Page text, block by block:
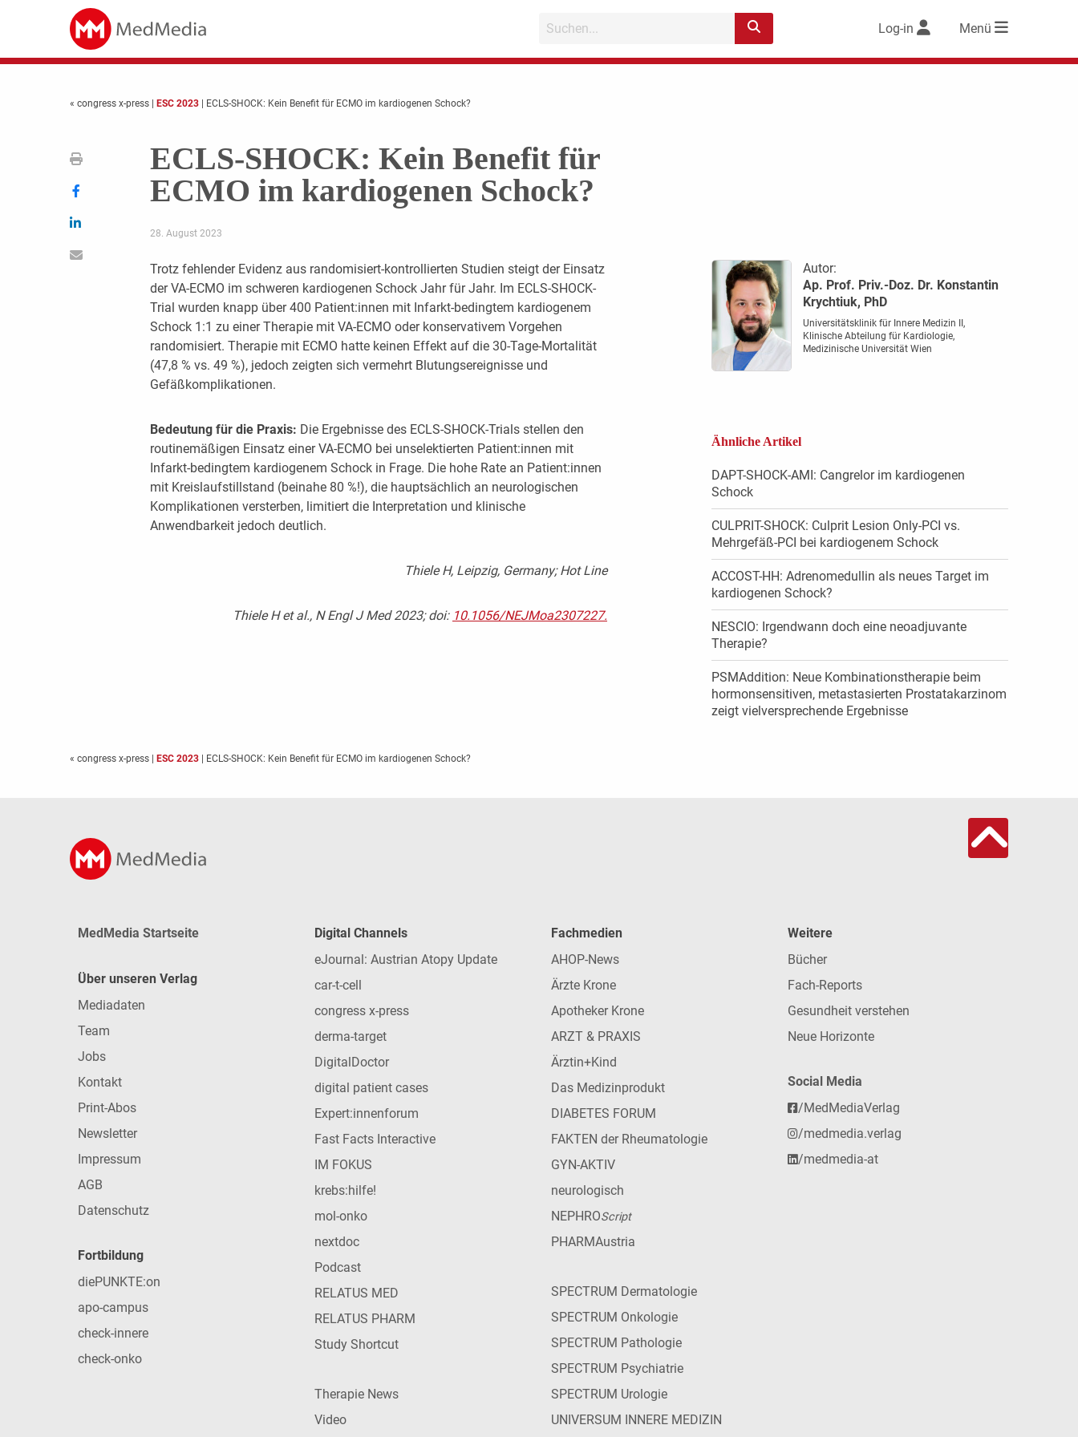
Log-in Menü
« congress x-press ESC 2023 | ECLS-SHOCK: Kein Benefit für ECMO im kardiogenen Schock?
ECLS-SHOCK: Kein Benefit für
ECMO im kardiogenen Schock?
28. August 2023
Trotz fehlender Evidenz aus randomisiert-kontrollierten Studien steigt der Einsatz
der VA-ECMO im schweren kardiogenen Schock Jahr für Jahr. Im ECLS-SHOCK-
Trial wurden knapp über 400 Patient:innen mit Infarkt-bedingtem kardiogenem
Schock 1:1 zu einer Therapie mit VA-ECMO oder konservativem Vorgehen
randomisiert. Therapie mit ECMO hatte keinen Effekt auf die 30-Tage-Mortalität
(47,8 % vs. 49 %), jedoch zeigten sich vermehrt Blutungsereignisse und
Gefäßkomplikationen.
Bedeutung für die Praxis: Die Ergebnisse des ECLS-SHOCK-Trials stellen den
routinemäßigen Einsatz einer VA-ECMO bei unselektierten Patient:innen mit
Infarkt-bedingtem kardiogenem Schock in Frage. Die hohe Rate an Patient:innen
mit Kreislaufstillstand (beinahe 80 %!), die hauptsächlich an neurologischen
Komplikationen versterben, limitiert die Interpretation und klinische
Anwendbarkeit jedoch deutlich.
Thiele H, Leipzig, Germany; Hot Line
Thiele H et al., N Engl J Med 2023; doi: 10.1056/NEJMoa2307227.
Autor:
Ap. Prof. Priv.-Doz. Dr. Konstantin
Krychtiuk, PhD
Universitätsklinik für Innere Medizin II,
Klinische Abteilung für Kardiologie,
Medizinische Universität Wien
Ähnliche Artikel
DAPT-SHOCK-AMI: Cangrelor im kardiogenen
Schock
CULPRIT-SHOCK: Culprit Lesion Only-PCI vs.
Mehrgefäß-PCI bei kardiogenem Schock
ACCOST-HH: Adrenomedullin als neues Target im
kardiogenen Schock?
NESCIO: Irgendwann doch eine neoadjuvante
Therapie?
PSMAddition: Neue Kombinationstherapie beim
hormonsensitiven, metastasierten Prostatakarzinom
zeigt vielversprechende Ergebnisse
« congress x-press ESC 2023 | ECLS-SHOCK: Kein Benefit für ECMO im kardiogenen Schock?
MedMedia Startseite
Über unseren Verlag
Mediadaten
Team
Jobs
Kontakt
Print-Abos
Newsletter
Impressum
AGB
Datenschutz
Fortbildung
diePUNKTE:on
apo-campus
check-innere
check-onko
Digital Channels
eJournal: Austrian Atopy Update
car-t-cell
congress x-press
derma-target
DigitalDoctor
digital patient cases
Expert:innenforum
Fast Facts Interactive
IM FOKUS
krebs:hilfe!
mol-onko
nextdoc
Podcast
RELATUS MED
RELATUS PHARM
Study Shortcut
Therapie News
Video
Fachmedien
AHOP-News
Ärzte Krone
Apotheker Krone
ARZT & PRAXIS
Ärztin+Kind
Das Medizinprodukt
DIABETES FORUM
FAKTEN der Rheumatologie
GYN-AKTIV
neurologisch
NEPHROScript
PHARMAustria
SPECTRUM Dermatologie
SPECTRUM Onkologie
SPECTRUM Pathologie
SPECTRUM Psychiatrie
SPECTRUM Urologie
UNIVERSUM INNERE MEDIZIN
Weitere
Bücher
Fach-Reports
Gesundheit verstehen
Neue Horizonte
Social Media
/MedMediaVerlag
/medmedia.verlag
/medmedia-at